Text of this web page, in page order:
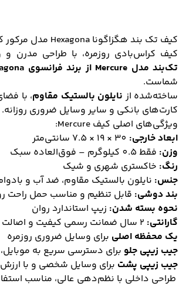
کیف تک بند هگزاگونا Hexagona مدل مرکور کد 985739
کیف کراس‌بادی روزمره، با طراحی مدرن
تک‌بند مدل Mercure از برند فرانسوی Hexagona
شماست.
ساخته‌شده از نایلون بالستیک مقاوم، با
کارت‌های بانکی و سایر وسایل ضروری روزانه.
ویژگی‌های اصلی کیف Mercure:
ابعاد خارجی:
وزن: فقط 0.5 کیلوگرم – فوق‌العاده سبک
رنگ: خاکستری شهری و شیک
جنس: نایلون بالستیک مقاوم، ضد آب و
بند دوشی: قابل تنظیم و مناسب حمل راحت
نحوه بسته شدن: زیپ استاندارد روان
گارانتی:
یک محفظه اصلی برای وسایل ضروری روزمره
جیب زیپی جلو برای دسترسی سریع به موبایل،
جیب زیپی پشت برای وسایل شخصی و با ارزش
طراحی داخلی با نظم‌دهی عالی، مناسب